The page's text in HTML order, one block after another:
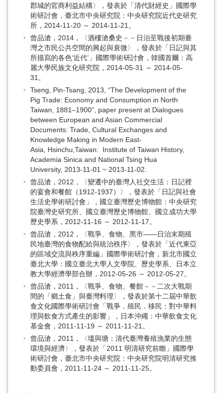
郡城的官商利益結構〉，發表於「清代財經史」國際學
術研討會，臺北市中央研究院：中央研究院近代史研究
所，2014-11-20 ～ 2014-11-21。
曾品滄，2014，〈酒樓滄桑史－－日治至戰後初期臺
灣之市民公共空間的興起與衰微〉，發表於「日記與其
所描寫的各色‘近代’」國際學術研討會，韓國首爾：高
麗大學民族文化研究院，2014-05-31 ～ 2014-05-
31。
Tseng, Pin-Tsang, 2013, “The Development of the
Pig Trade: Economy and Consumption in North
Taiwan, 1881–1900”, paper present at Dialogues
between European and Asian Commercial
Documents: Trade, Cultural Exchanges and
Knowledge Making in Modern East-
Asia, Hsinchu,Taiwan: Institute of Taiwan History,
Academia Sinica and National Tsing Hua
University, 2013-11-01 ~ 2013-11-02.
曾品滄，2012，〈變遷中的臺灣人社交生活：日記裡
的宴會和餐館（1912-1937）〉，發表於「日記與社會
生活史學術研討會」，國立臺灣歷史博物館：中央研究
院臺灣史研究所、國立臺灣歷史博物館、國立成功大學
歷史學系，2012-11-16 ～ 2012-11-17。
曾品滄，2012，〈戰爭、食物、黑市——日治末期殖
民地臺灣的食物配給與統治秩序〉，發表於「近代東亞
的區域交流與秩序重編」國際學術研討會，新北市國立
臺北大學：國立臺北大學人文學院、歷史學系、日本立
教大學經濟學部合辦，2012-05-26 ～ 2012-05-27。
曾品滄，2011，〈戰爭、食物、餐館－－二次大戰期
間的「鄉土食」與臺灣料理〉，發表於第十二屆中華飲
食文化國際學術研討會「戰爭．殖民．移民：對中華料
理與飲食方式產生的影響」，日本沖繩：中華飲食文化
基金會，2011-11-19 ～ 2011-11-21。
曾品滄，2011，〈塭與塘：清代臺灣養殖漁業的生態
環境與經濟〉，發表於「2011 明清研究前瞻」國際學
術研討會，臺北市中央研究院：中央研究院明清研究推
動委員會，2011-11-24 ～ 2011-11-25。